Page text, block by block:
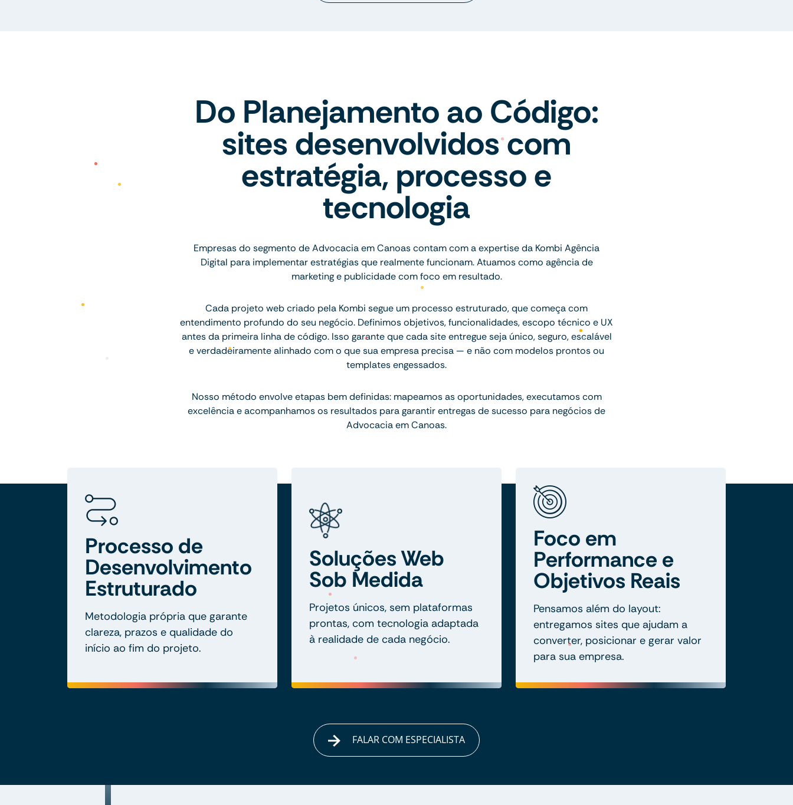
Do Planejamento ao Código:
sites desenvolvidos com
estratégia, processo e
tecnologia
Empresas do segmento de Advocacia em Canoas contam com a expertise da Kombi Agência
Digital para implementar estratégias que realmente funcionam. Atuamos como agência de
marketing e publicidade com foco em resultado.
Cada projeto web criado pela Kombi segue um processo estruturado, que começa com
entendimento profundo do seu negócio. Definimos objetivos, funcionalidades, escopo técnico e UX
antes da primeira linha de código. Isso garante que cada site entregue seja único, seguro, escalável
e verdadeiramente alinhado com o que sua empresa precisa — e não com modelos prontos ou
templates engessados.
Nosso método envolve etapas bem definidas: mapeamos as oportunidades, executamos com
excelência e acompanhamos os resultados para garantir entregas de sucesso para negócios de
Advocacia em Canoas.
Processo de
Desenvolvimento
Estruturado
Metodologia própria que garante
clareza, prazos e qualidade do
início ao fim do projeto.
Soluções Web
Sob Medida
Projetos únicos, sem plataformas
prontas, com tecnologia adaptada
à realidade de cada negócio.
Foco em
Performance e
Objetivos Reais
Pensamos além do layout:
entregamos sites que ajudam a
converter, posicionar e gerar valor
para sua empresa.
FALAR COM ESPECIALISTA